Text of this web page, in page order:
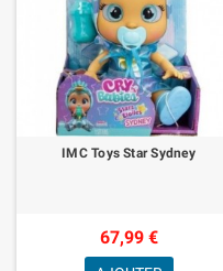
IMC Toys Star Sydney
67,99 €